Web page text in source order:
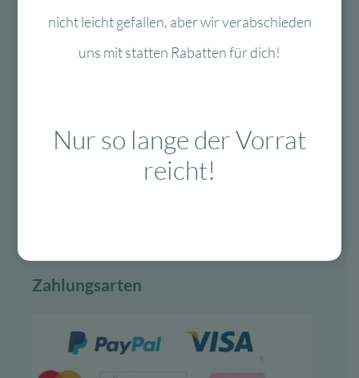
schnelle Lieferung
30-tägiges Rückgaberecht
Zahlungsarten
nicht leicht gefallen, aber wir verabschieden
uns mit statten Rabatten für dich!
Nur so lange der Vorrat
reicht!